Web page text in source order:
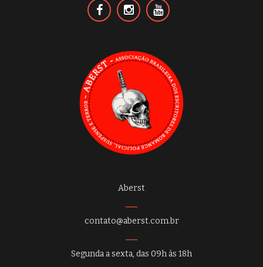
Aberst
contato@aberst.com.br
Segunda a sexta, das 09h às 18h